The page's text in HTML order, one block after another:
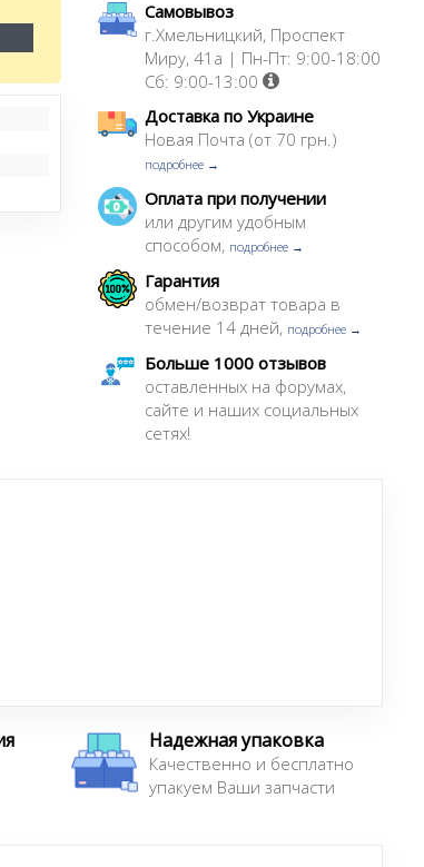
Самовывоз
г.Хмельницкий, Проспект
Миру, 41а | Пн-Пт: 9:00-18:00
Сб: 9:00-13:00
Доставка по Украине
Новая Почта (от 70 грн.)
подробнее →
Оплата при получении
или другим удобным
способом, подробнее →
Гарантия
обмен/возврат товара в
течение 14 дней, подробнее →
Больше 1000 отзывов
оставленных на форумах,
сайте и наших социальных
сетях!
Надежная упаковка
Качественно и бесплатно
упакуем Ваши запчасти